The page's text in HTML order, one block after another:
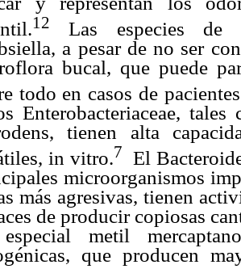
12
Las especies de
a pesar de no ser
bucal, que puede
todo en casos de
Enterobacteriaceae,
tienen alta
in vitro.7
El
microorganismos
más agresivas, tienen
de producir copiosas
metil
que producen